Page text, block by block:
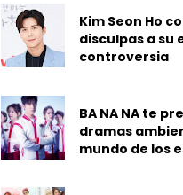
Kim Seon Ho
disculpas a su
controversia
BA NA NA te
dramas
mundo de los